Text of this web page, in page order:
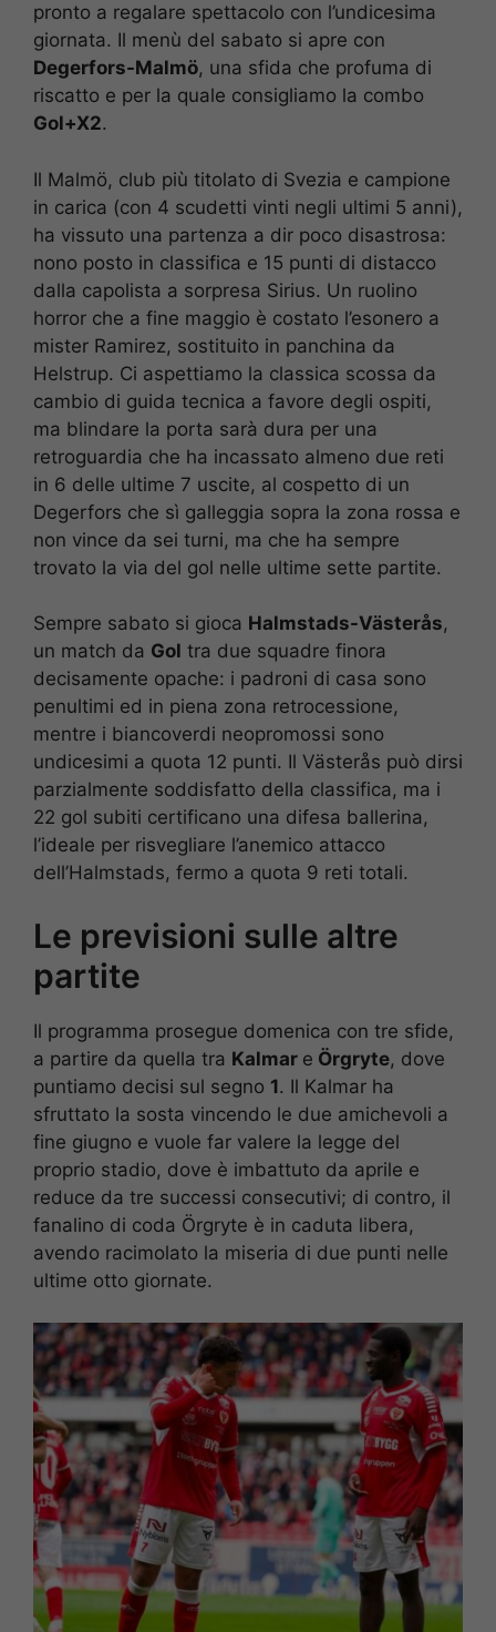
pronto a regalare spettacolo con l’undicesima
giornata. Il menù del sabato si apre con
Degerfors-Malmö, una sfida che profuma di
riscatto e per la quale consigliamo la combo
Gol+X2.
Il Malmö, club più titolato di Svezia e campione
in carica (con 4 scudetti vinti negli ultimi 5 anni),
ha vissuto una partenza a dir poco disastrosa:
nono posto in classifica e 15 punti di distacco
dalla capolista a sorpresa Sirius. Un ruolino
horror che a fine maggio è costato l’esonero a
mister Ramirez, sostituito in panchina da
Helstrup. Ci aspettiamo la classica scossa da
cambio di guida tecnica a favore degli ospiti,
ma blindare la porta sarà dura per una
retroguardia che ha incassato almeno due reti
in 6 delle ultime 7 uscite, al cospetto di un
Degerfors che sì galleggia sopra la zona rossa e
non vince da sei turni, ma che ha sempre
trovato la via del gol nelle ultime sette partite.
Sempre sabato si gioca Halmstads-Västerås,
un match da Gol tra due squadre finora
decisamente opache: i padroni di casa sono
penultimi ed in piena zona retrocessione,
mentre i biancoverdi neopromossi sono
undicesimi a quota 12 punti. Il Västerås può dirsi
parzialmente soddisfatto della classifica, ma i
22 gol subiti certificano una difesa ballerina,
l’ideale per risvegliare l’anemico attacco
dell’Halmstads, fermo a quota 9 reti totali.
Le previsioni sulle altre
partite
Il programma prosegue domenica con tre sfide,
a partire da quella tra Kalmar e Örgryte, dove
puntiamo decisi sul segno 1. Il Kalmar ha
sfruttato la sosta vincendo le due amichevoli a
fine giugno e vuole far valere la legge del
proprio stadio, dove è imbattuto da aprile e
reduce da tre successi consecutivi; di contro, il
fanalino di coda Örgryte è in caduta libera,
avendo racimolato la miseria di due punti nelle
ultime otto giornate.